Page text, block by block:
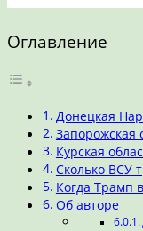
Оглавление
Донецкая
Запорожская
Курская
Сколько ВСУ
Когда Трамп
Об авторе